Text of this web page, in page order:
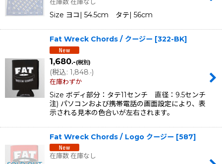
Size ヨコ| 54.5cm タテ| 56cm
Fat Wreck Chords / クージー [322-BK]
1,680.-(税別)
(税込: 1,848.-)
在庫わずか
Size ボディ部分：タテ11センチ 直径：9.5センチ
注) パソコンおよび携帯電話の画面設定により、表
示される見本の色合いが左右されます。
Fat Wreck Chords / Logo クージー [587]
在庫数 在庫なし